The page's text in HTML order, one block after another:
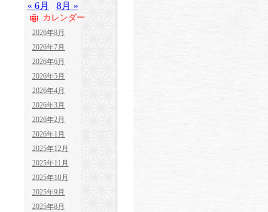
« 6月 8月 »
カレンダー
2026年8月
2026年7月
2026年6月
2026年5月
2026年4月
2026年3月
2026年2月
2026年1月
2025年12月
2025年11月
2025年10月
2025年9月
2025年8月